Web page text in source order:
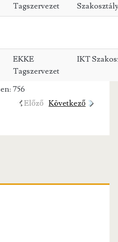
Tagszervezet
EKKE
Tagszervezet
IKT
756
Előző Következő